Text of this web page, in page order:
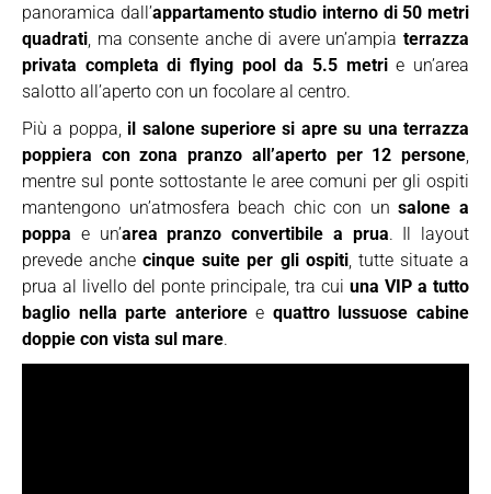
panoramica dall’appartamento studio interno di 50 metri
quadrati , ma consente anche di avere un’ampia terrazza
privata completa di flying pool da 5.5 metrie un’area
salotto all’aperto con un focolare al centro.
Più a poppa, il salone superiore si apre su una terrazza
poppiera con zona pranzo all’aperto per 12 persone
mentre sul ponte sottostante le aree comuni per gli ospiti
mantengono un’atmosfera beach chic con unsalone a
poppa e un’area pranzo convertibile a prua. Il layout
prevede anchecinque suite per gli ospiti, tutte situate a
prua al livello del ponte principale, tra cui una VIP a tutto
baglio nella parte anterioree quattro lussuose cabine
doppie con vista sul mare.